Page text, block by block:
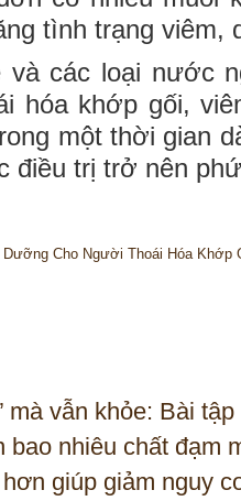
tình trạng viêm,
các loại nước
hóa khớp gối,
một thời gian
điều trị trở nên
Dưỡng Cho Người Thoái Hóa Khớp
mà vẫn khỏe: Bài
nhiêu chất đạm
giúp giảm nguy